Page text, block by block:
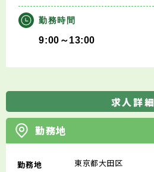
勤務時間
9:00～13:00
求人詳細
勤務地
勤務地 東京都大田区